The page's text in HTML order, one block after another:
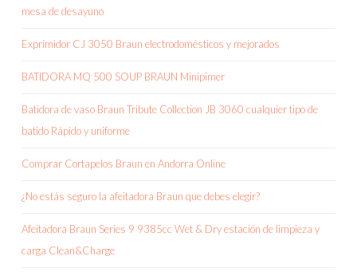
mesa de desayuno
Exprimidor CJ 3050 Braun electrodomésticos y mejorados
BATIDORA MQ 500 SOUP BRAUN Minipimer
Batidora de vaso Braun Tribute Collection JB 3060 cualquier tipo de
batido Rápido y uniforme
Comprar Cortapelos Braun en Andorra Online
¿No estás seguro la afeitadora Braun que debes elegir?
Afeitadora Braun Series 9 9385cc Wet & Dry estación de limpieza y
carga Clean&Charge